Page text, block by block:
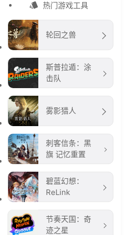
热门游戏工具
轮回之兽
斯普拉遁：涂
击队
雾影猎人
刺客信条：黑
旗 记忆重置
碧蓝幻想：
ReLink
节奏天国：奇
迹之星